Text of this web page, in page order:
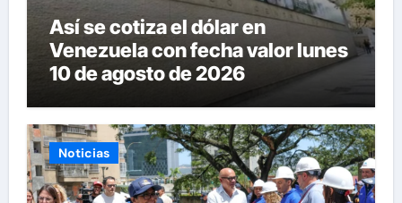
Así se cotiza el dólar en
Venezuela con fecha valor lunes
10 de agosto de 2026
Noticias